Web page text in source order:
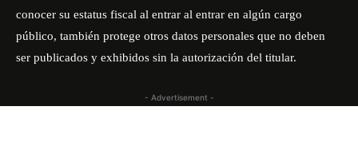
conocer su estatus fiscal al entrar al entrar en algún cargo
público, también protege otros datos personales que no deben
ser publicados y exhibidos sin la autorización del titular.
- Advertisement -